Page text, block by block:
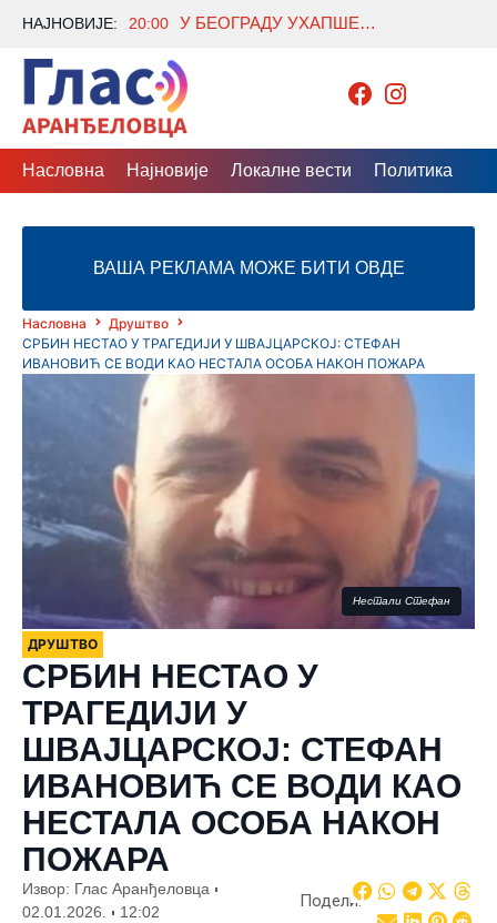
НАЈНОВИЈЕ: 20:00 У БЕОГРАДУ УХАПШЕНА ДВА СИРИЈЦА ПО ПОТЕРНИЦИ ИНТЕРПОЛА, СУМЊА СЕ НА КРИЈУМЧАРЕЊЕ ЉУДИ
Насловна Најновије Локалне вести Политика
ВАША РЕКЛАМА МОЖЕ БИТИ ОВДЕ
Насловна
Друштво
СРБИН НЕСТАО У ТРАГЕДИЈИ У ШВАЈЦАРСКОЈ: СТЕФАН
ИВАНОВИЋ СЕ ВОДИ КАО НЕСТАЛА ОСОБА НАКОН ПОЖАРА
Нестали Стефан
ДРУШТВО
СРБИН НЕСТАО У
ТРАГЕДИЈИ У
ШВАЈЦАРСКОЈ: СТЕФАН
ИВАНОВИЋ СЕ ВОДИ КАО
НЕСТАЛА ОСОБА НАКОН
ПОЖАРА
Извор: Глас Аранђеловца
02.01.2026.
12:02
Подели: